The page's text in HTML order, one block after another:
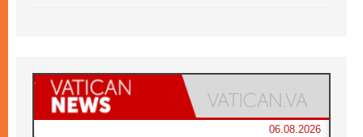
06.08.2026